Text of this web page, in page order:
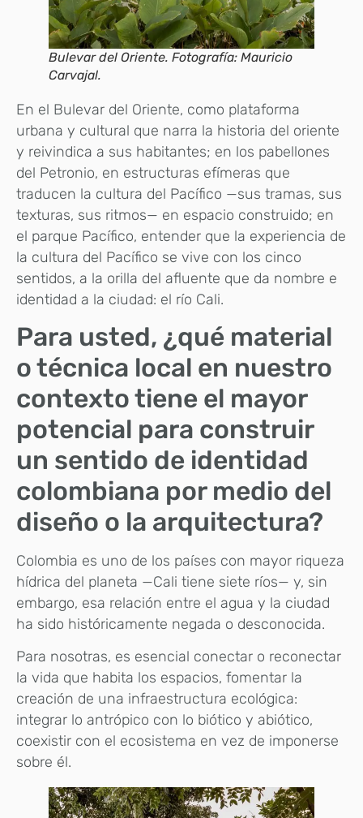
Bulevar del Oriente. Fotografía: Mauricio
Carvajal.
En el Bulevar del Oriente, como plataforma
urbana y cultural que narra la historia del oriente
y reivindica a sus habitantes; en los pabellones
del Petronio, en estructuras efímeras que
traducen la cultura del Pacífico —sus tramas, sus
texturas, sus ritmos— en espacio construido; en
el parque Pacífico, entender que la experiencia de
la cultura del Pacífico se vive con los cinco
sentidos, a la orilla del afluente que da nombre e
identidad a la ciudad: el río Cali.
Para usted, ¿qué material
o técnica local en nuestro
contexto tiene el mayor
potencial para construir
un sentido de identidad
colombiana por medio del
diseño o la arquitectura?
Colombia es uno de los países con mayor riqueza
hídrica del planeta —Cali tiene siete ríos— y, sin
embargo, esa relación entre el agua y la ciudad
ha sido históricamente negada o desconocida.
Para nosotras, es esencial conectar o reconectar
la vida que habita los espacios, fomentar la
creación de una infraestructura ecológica:
integrar lo antrópico con lo biótico y abiótico,
coexistir con el ecosistema en vez de imponerse
sobre él.